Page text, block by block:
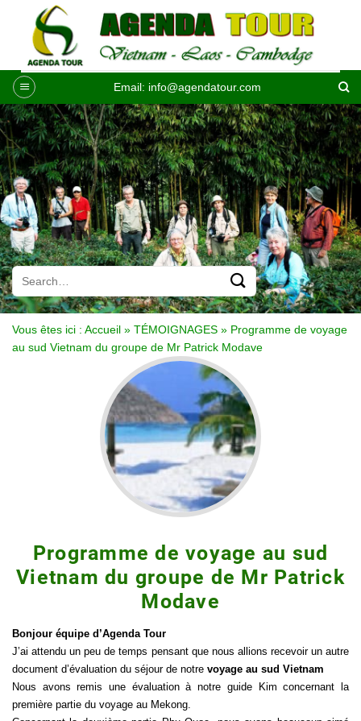
contenu
Email: info@agendatour.com
Vous êtes ici : Accueil » TÉMOIGNAGES » Programme de voyage
au sud Vietnam du groupe de Mr Patrick Modave
Programme de voyage au sud
Vietnam du groupe de Mr Patrick
Modave
Bonjour équipe d’Agenda Tour
J’ai attendu un peu de temps pensant que nous allions recevoir un autre
document d’évaluation du séjour de notre voyage au sud Vietnam
Nous avons remis une évaluation à notre guide Kim concernant la
première partie du voyage au Mekong.